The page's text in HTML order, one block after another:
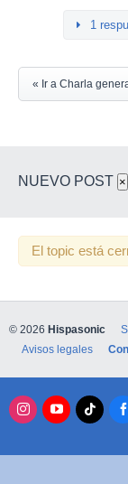
1
« Ir a Charla
NUEVO POST ×
El topic está
© 2026 Hispasonic
Avisos legales